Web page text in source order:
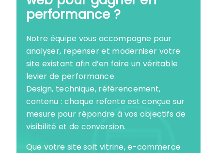
performance ?
Notre équipe vous accompagne pour
analyser, repenser et moderniser votre
site existant afin d’en faire un véritable
levier de performance.
Design, technique, référencement,
contenu : chaque refonte est conçue sur
mesure pour répondre à vos objectifs de
visibilité et de conversion.
Que votre site soit vitrine, e-commerce